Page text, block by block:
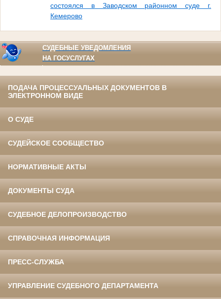
состоялся в Заводском районном суде г.
Кемерово
СУДЕБНЫЕ УВЕДОМЛЕНИЯ
НА ГОСУСЛУГАХ
ПОДАЧА ПРОЦЕССУАЛЬНЫХ ДОКУМЕНТОВ В
ЭЛЕКТРОННОМ ВИДЕ
О СУДЕ
СУДЕЙСКОЕ СООБЩЕСТВО
НОРМАТИВНЫЕ АКТЫ
ДОКУМЕНТЫ СУДА
СУДЕБНОЕ ДЕЛОПРОИЗВОДСТВО
СПРАВОЧНАЯ ИНФОРМАЦИЯ
ПРЕСС-СЛУЖБА
УПРАВЛЕНИЕ СУДЕБНОГО ДЕПАРТАМЕНТА